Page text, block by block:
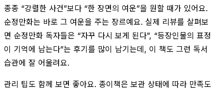
종종 “강렬한 사건”보다 “한 장면의 여운”을 원할 때가 있어요.
순정만화는 바로 그 여운을 주는 장르예요. 실제 리뷰를 살펴보
면 순정만화 독자들은 “자꾸 다시 보게 된다”, “등장인물의 표정
이 기억에 남는다”는 후기를 많이 남기는데, 이 책도 그런 독서
습관에 잘 어울려요.
관리 팁도 함께 보면 좋아요. 종이책은 보관 상태에 따라 만족도